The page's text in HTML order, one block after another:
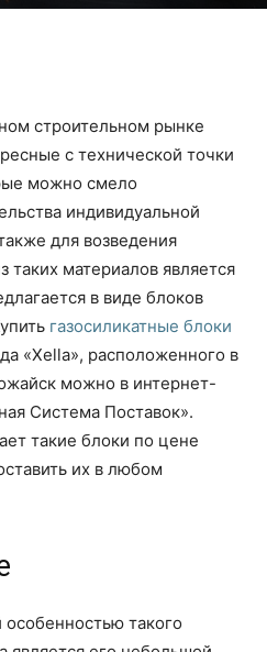
строительном рынке
с технической точки
можно смело
индивидуальной
для возведения
таких материалов является
в виде блоков
газосиликатные блоки
«Xella», расположенного в
можно в интернет-
Система Поставок».
такие блоки по цене
их в любом
такого